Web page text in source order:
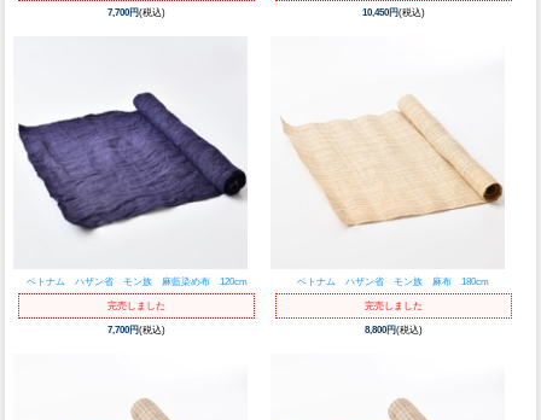
7,700円(税込) 10,450円(税込)
ベトナム ハザン省 モン族 麻藍染め布 120cm
完売しました
7,700円(税込)
ベトナム ハザン省 モン族 麻布 180cm
完売しました
8,800円(税込)